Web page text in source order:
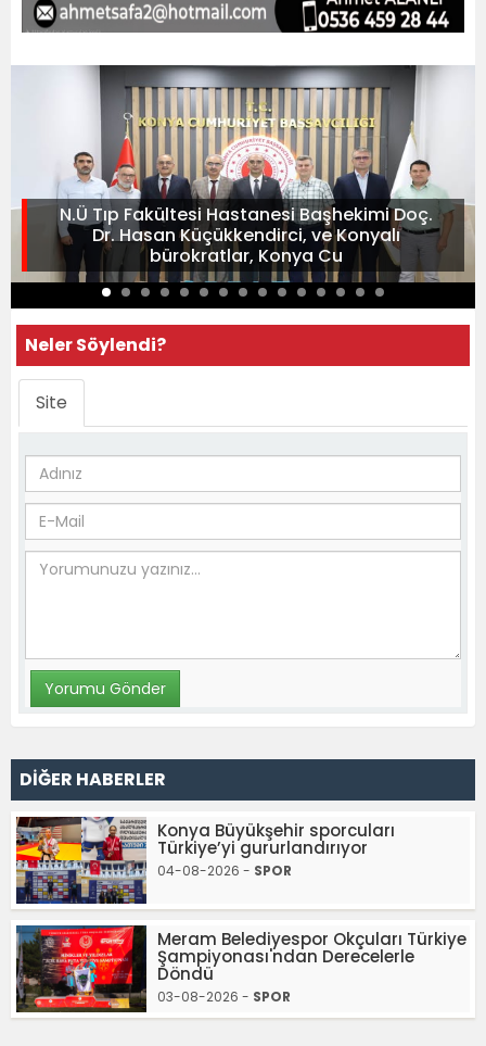
N.Ü Tıp Fakültesi Hastanesi Başhekimi Doç.
Dr. Hasan Küçükkendirci, ve Konyalı
bürokratlar, Konya Cu
Neler Söylendi?
Site
DİĞER HABERLER
Konya Büyükşehir sporcuları
Türkiye’yi gururlandırıyor
04-08-2026 - SPOR
Meram Belediyespor Okçuları Türkiye
Şampiyonası'ndan Derecelerle
Döndü
03-08-2026 - SPOR